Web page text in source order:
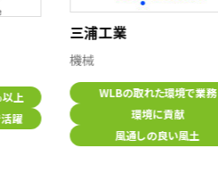
上
躍
三浦工業
機械
WLBの取れた環境で業務
環境に貢献
風通しの良い風土